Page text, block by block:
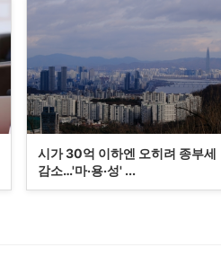
시가 30억 이하엔 오히려 종부세
감소…'마·용·성' ...